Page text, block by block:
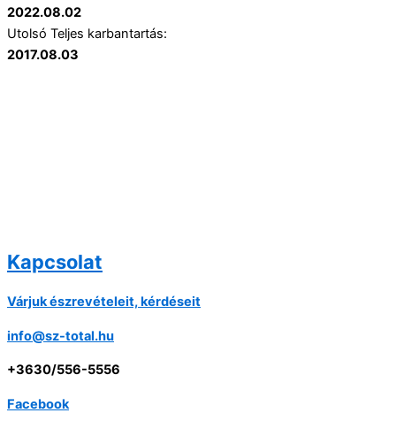
2022.08.02
Utolsó Teljes karbantartás:
2017.08.03
Kapcsolat
Várjuk észrevételeit, kérdéseit
info@sz-total.hu
+3630/556-5556
Facebook